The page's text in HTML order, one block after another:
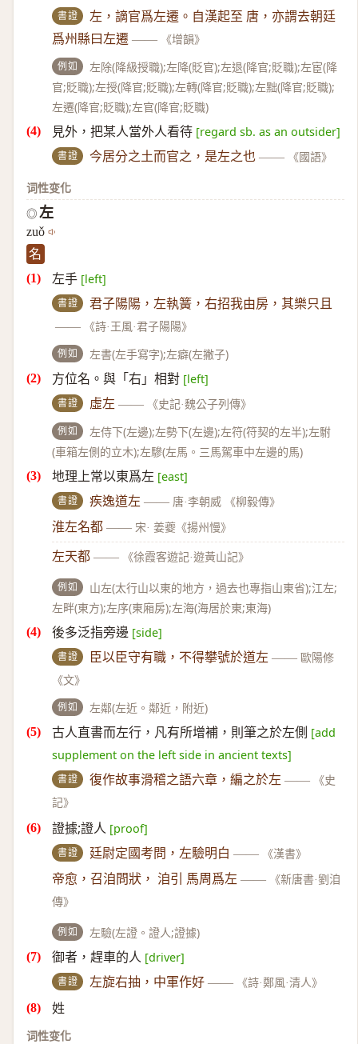
書證
左，謫官爲左遷。自漢起至 唐，亦謂去朝廷
爲州縣曰左遷 —— 《增韻》
例如
左除(降級授職);左降(貶官);左退(降官;貶職);左宦(降
官;貶職);左授(降官;貶職);左轉(降官;貶職);左黜(降官;貶職);
左遷(降官;貶職);左官(降官;貶職)
見外，把某人當外人看待 [regard sb. as an outsider]
書證 今居分之土而官之，是左之也 —— 《國語》
词性变化
◎ 左
zuǒ
名
左手 [left]
書證
君子陽陽，左執簧，右招我由房，其樂只且
——
《詩·王風·君子陽陽》
例如 左書(左手寫字);左癖(左撇子)
方位名。與「右」相對 [left]
書證 虛左 —— 《史記·魏公子列傳》
例如
左侍下(左邊);左勢下(左邊);左符(符契的左半);左駙
(車箱左側的立木);左驂(左馬。三馬駕車中左邊的馬)
地理上常以東爲左 [east]
書證 疾逸道左 —— 唐·李朝威 《柳毅傳》
淮左名都 —— 宋· 姜夔《揚州慢》
左天都 —— 《徐霞客遊記·遊黃山記》
例如
山左(太行山以東的地方，過去也專指山東省);江左;
左畔(東方);左序(東廂房);左海(海居於東;東海)
後多泛指旁邊 [side]
書證 臣以臣守有職，不得攀號於道左 —— 歐陽修
《文》
例如 左鄰(左近。鄰近，附近)
古人直書而左行，凡有所增補，則筆之於左側 [add
supplement on the left side in ancient texts]
書證 復作故事滑稽之語六章，編之於左 ——
《史
記》
證據;證人 [proof]
書證 廷尉定國考問，左驗明白 —— 《漢書》
帝愈，召洎問狀， 洎引 馬周爲左 ——
《新唐書·劉洎
傳》
例如 左驗(左證。證人;證據)
御者，趕車的人 [driver]
書證 左旋右抽，中軍作好 —— 《詩·鄭風·清人》
姓
词性变化